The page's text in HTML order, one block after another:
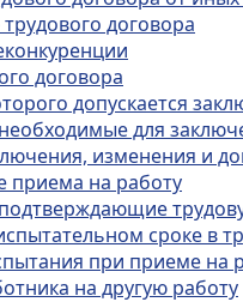
договора
договора
допускается
для
изменения и
приема на работу
сроке в
при приеме на
на другую работу